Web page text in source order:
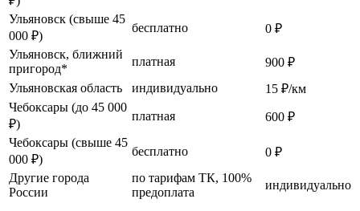
Ульяновск (свыше 45
000 ₽)
бесплатно
0 ₽
Ульяновск, ближний
пригород*
платная
900 ₽
Ульяновская область
индивидуально
15 ₽/км
Чебоксары (до 45 000
₽)
платная
600 ₽
Чебоксары (свыше 45
000 ₽)
бесплатно
0 ₽
Другие города
России
по тарифам ТК, 100%
предоплата
индивидуально